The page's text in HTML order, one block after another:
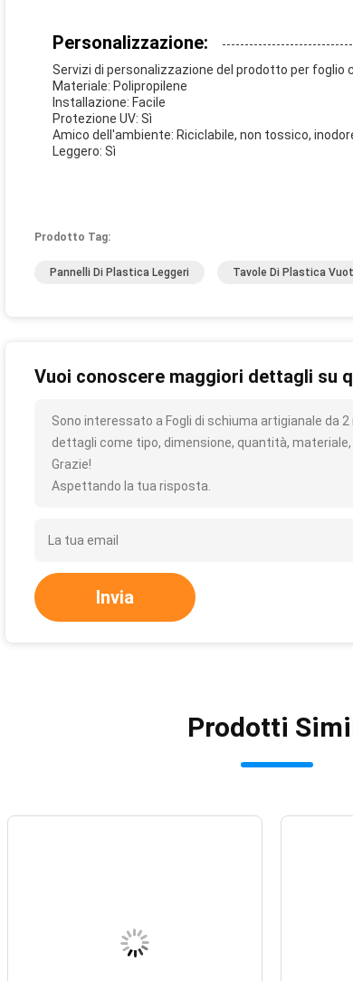
Personalizzazione:
Servizi di personalizzazione del prodotto per foglio
Materiale: Polipropilene
Installazione: Facile
Protezione UV: Sì
Amico dell'ambiente: Riciclabile, non tossico,
Leggero: Sì
Prodotto Tag:
Pannelli Di Plastica Leggeri Tavole Di Plastica
Vuoi conoscere maggiori dettagli su
Sono interessato a Fogli di schiuma artigianale da
dettagli come tipo, dimensione, quantità, materiale,
Grazie!
Aspettando la tua risposta.
Invia
Prodotti